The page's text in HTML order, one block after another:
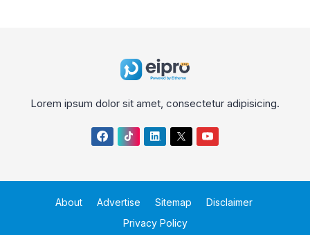
Lorem ipsum dolor sit amet, consectetur adipisicing.
About Advertise Sitemap
Disclaimer
Privacy Policy